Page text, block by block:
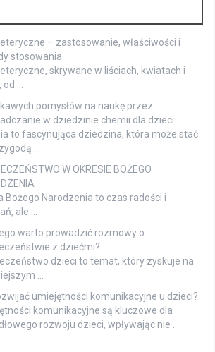
– zastosowanie, właściwości i
stosowania
skrywane w liściach, kwiatach i
od …
pomysłów na naukę przez
w dziedzinie chemii dla dzieci
to fascynująca dziedzina, która może stać
…
W OKRESIE BOŻEGO
Bożego Narodzenia to czas radości i
ale …
warto prowadzić rozmowy o
z dziećmi?
dzieci to temat, który zyskuje na
…
umiejętności komunikacyjne u dzieci?
komunikacyjne są kluczowe dla
rozwoju dzieci, wpływając nie …